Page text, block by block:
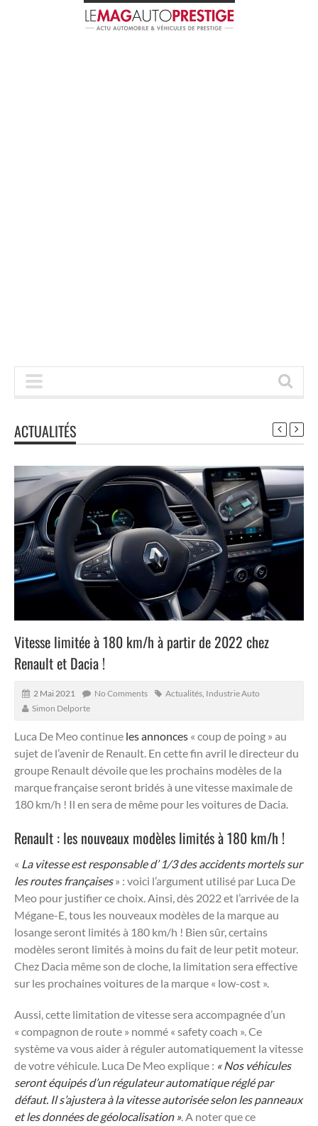
ACTUALITÉS
Vitesse limitée à 180 km/h à partir de 2022 chez
Renault et Dacia !
2 Mai 2021 No Comments Actualités Industrie Auto
Simon Delporte
Luca De Meo continue les annonces « coup de poing » au
sujet de l’avenir de Renault. En cette fin avril le directeur du
groupe Renault dévoile que les prochains modèles de la
marque française seront bridés à une vitesse maximale de
180 km/h ! Il en sera de même pour les voitures de Dacia.
Renault : les nouveaux modèles limités à 180 km/h !
« La vitesse est responsable d’ 1/3 des accidents mortels sur
les routes françaises» : voici l’argument utilisé par Luca De
Meo pour justifier ce choix. Ainsi, dès 2022 et l’arrivée de la
Mégane-E, tous les nouveaux modèles de la marque au
losange seront limités à 180 km/h ! Bien sûr, certains
modèles seront limités à moins du fait de leur petit moteur.
Chez Dacia même son de cloche, la limitation sera effective
sur les prochaines voitures de la marque « low-cost ».
Aussi, cette limitation de vitesse sera accompagnée d’un
« compagnon de route » nommé « safety coach ». Ce
système va vous aider à réguler automatiquement la vitesse
de votre véhicule. Luca De Meo explique : « Nos véhicules
seront équipés d’un régulateur automatique réglé par
défaut. Il s’ajustera à la vitesse autorisée selon les panneaux
et les données de géolocalisation ». A noter que ce